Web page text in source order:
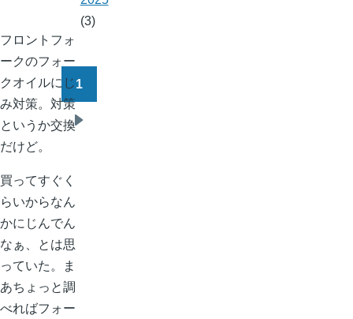
フロントフォ
ークのフォー
クオイルにじ
み対策。対策
というか交換
だけど。
買ってすぐく
らいからなん
かにじんでん
なぁ、とは思
っていた。ま
あちょっと調
べればフォー
(3)
ペ
ー
ジ
り
1